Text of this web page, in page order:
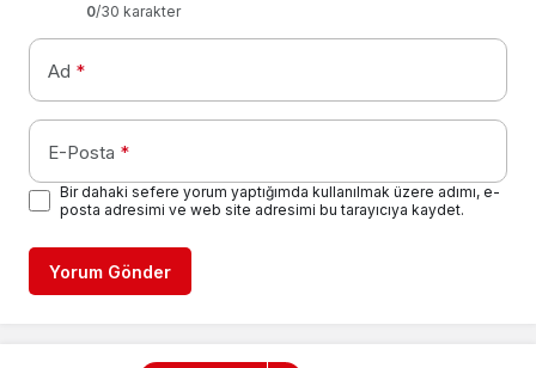
0/30 karakter
Ad *
E-Posta *
Bir dahaki sefere yorum yaptığımda kullanılmak üzere adımı, e-
posta adresimi ve web site adresimi bu tarayıcıya kaydet.
Yorum Gönder